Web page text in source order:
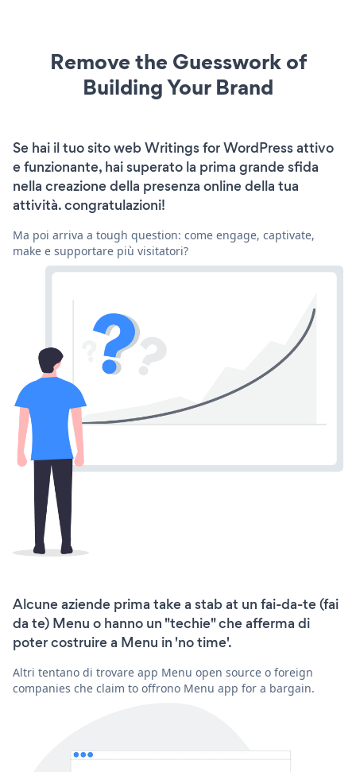
Remove the Guesswork of
Building Your Brand
Se hai il tuo sito web Writings for WordPress attivo
e funzionante, hai superato la prima grande sfida
nella creazione della presenza online della tua
attività. congratulazioni!
Ma poi arriva a tough question: come engage, captivate,
make e supportare più visitatori?
Alcune aziende prima take a stab at un fai-da-te (fai
da te) Menu o hanno un "techie" che afferma di
poter costruire a Menu in 'no time'.
Altri tentano di trovare app Menu open source o foreign
companies che claim to offrono Menu app for a bargain.